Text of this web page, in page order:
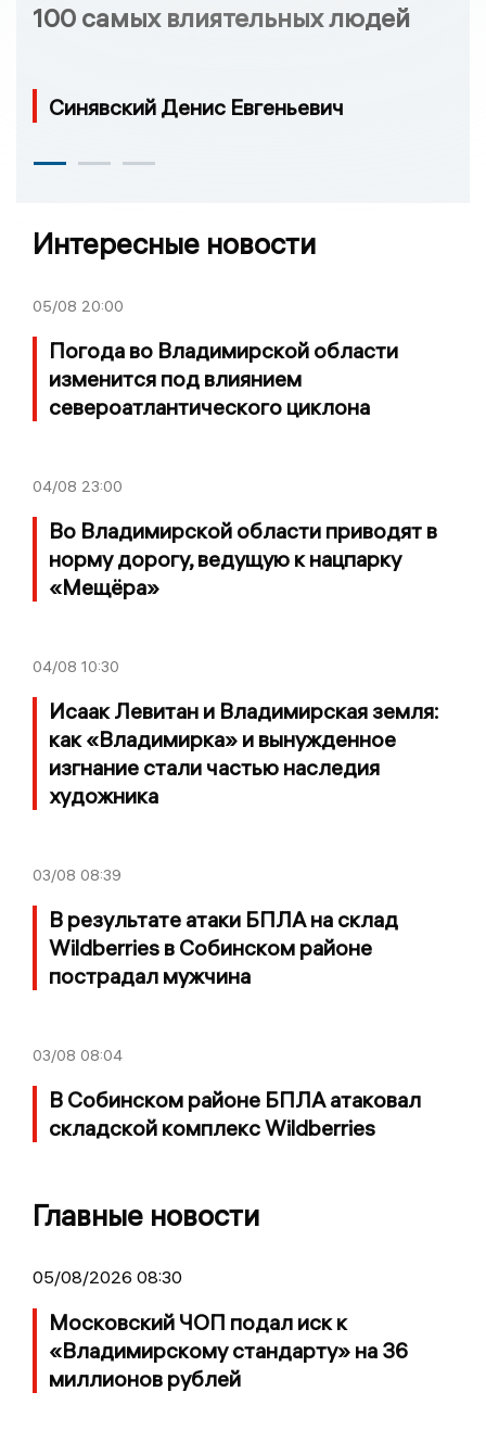
100 самых влиятельных людей
Синявский Денис Евгеньевич
Интересные новости
05/08 20:00
Погода во Владимирской области
изменится под влиянием
североатлантического циклона
04/08 23:00
Во Владимирской области приводят в
норму дорогу, ведущую к нацпарку
«Мещёра»
04/08 10:30
Исаак Левитан и Владимирская земля:
как «Владимирка» и вынужденное
изгнание стали частью наследия
художника
03/08 08:39
В результате атаки БПЛА на склад
Wildberries в Собинском районе
пострадал мужчина
03/08 08:04
В Собинском районе БПЛА атаковал
складской комплекс Wildberries
Главные новости
05/08/2026 08:30
Московский ЧОП подал иск к
«Владимирскому стандарту» на 36
миллионов рублей